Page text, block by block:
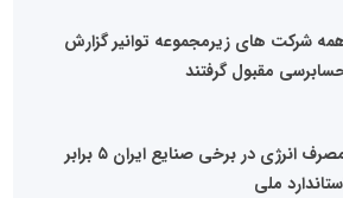
شرکت های زیرمجموعه توانیر گزارش
مقبول گرفتند
مصرف انرژی در برخی صنایع ایران ۵ برابر
ملی